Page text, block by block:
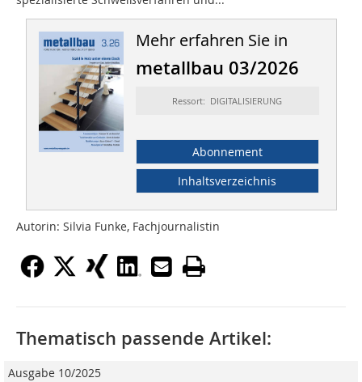
Mehr erfahren Sie in
metallbau 03/2026
Ressort: DIGITALISIERUNG
Abonnement
Inhaltsverzeichnis
Autorin: Silvia Funke, Fachjournalistin
Thematisch passende Artikel:
Ausgabe 10/2025